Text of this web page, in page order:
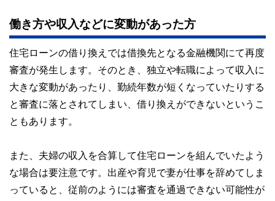
働き方や収入などに変動があった方
住宅ローンの借り換えでは借換先となる金融機関にて再度
審査が発生します。そのとき、独立や転職によって収入に
大きな変動があったり、勤続年数が短くなっていたりする
と審査に落とされてしまい、借り換えができないというこ
ともあります。
また、夫婦の収入を合算して住宅ローンを組んでいたよう
な場合は要注意です。出産や育児で妻が仕事を辞めてしま
っていると、従前のようには審査を通過できない可能性が